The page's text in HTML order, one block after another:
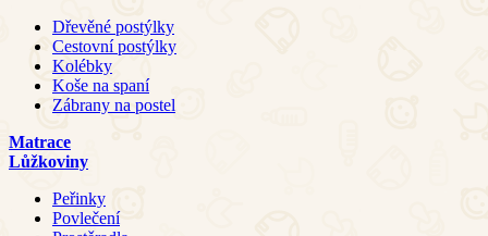
Dřevěné postýlky
Cestovní postýlky
Kolébky
Koše na spaní
Zábrany na postel
Matrace
Lůžkoviny
Peřinky
Povlečení